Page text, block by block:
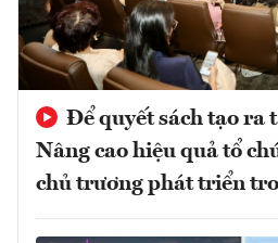
Để quyết sách tạo ra
Nâng cao hiệu quả tổ
chủ trương phát triển